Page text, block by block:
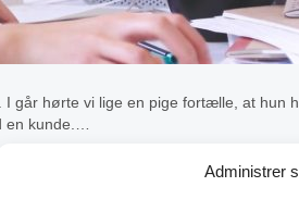
Administrer
går hørte vi lige en pige fortælle, at hun
en kunde.…